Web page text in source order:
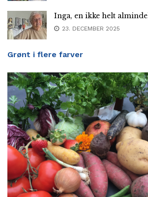
Inga, en ikke helt
23. DECEMBER 2025
Grønt i flere farver